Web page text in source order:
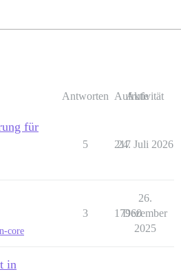
Antworten Aufrufe
Aktivität
für
5 217
24. Juli 2026
core
3 17960
26.
Dezember
2025
in